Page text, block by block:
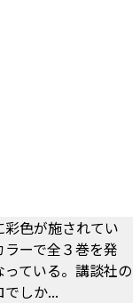
色が施されてい
ーで全３巻を発
ている。講談社の
しか...